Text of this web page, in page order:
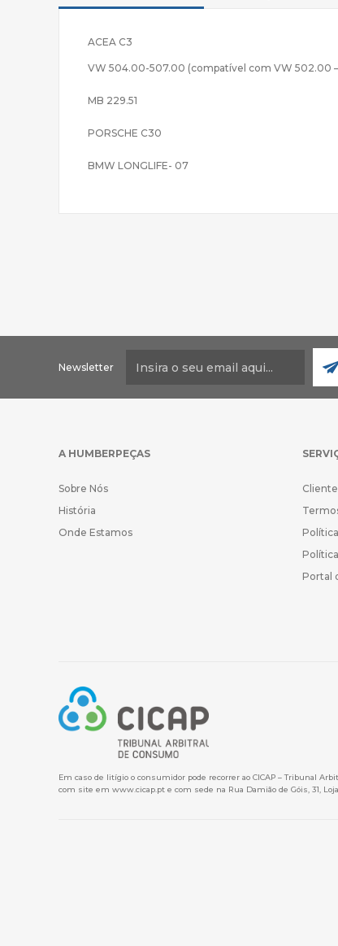
ACEA C3
VW 504.00-507.00 (compatível com VW 502.00 –
MB 229.51
PORSCHE C30
BMW LONGLIFE- 07
Newsletter
A HUMBERPEÇAS
Sobre Nós
História
Onde Estamos
Portal
Em caso de litígio o consumidor pode recorrer ao CICAP – Tribunal
com site em www.cicap.pt e com sede na Rua Damião de Góis, 31,